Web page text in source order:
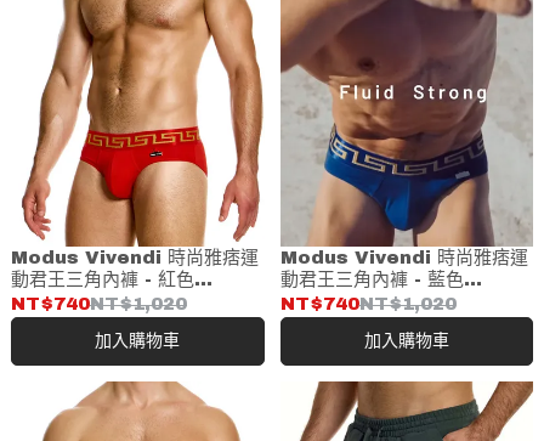
Modus Vivendi 時尚雅痞運
動君王三角內褲 - 紅色
(11613)
NT$740NT$1,020
加入購物車
Modus Vivendi 時尚雅痞運
動君王三角內褲 - 藍色
(11613)
NT$740NT$1,020
加入購物車